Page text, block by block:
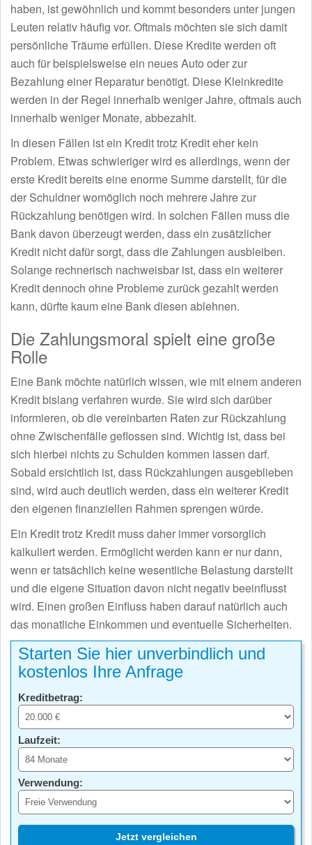
haben, ist gewöhnlich und kommt besonders unter jungen
Leuten relativ häufig vor. Oftmals möchten sie sich damit
persönliche Träume erfüllen. Diese Kredite werden oft
auch für beispielsweise ein neues Auto oder zur
Bezahlung einer Reparatur benötigt. Diese Kleinkredite
werden in der Regel innerhalb weniger Jahre, oftmals auch
innerhalb weniger Monate, abbezahlt.
In diesen Fällen ist ein Kredit trotz Kredit eher kein
Problem. Etwas schwieriger wird es allerdings, wenn der
erste Kredit bereits eine enorme Summe darstellt, für die
der Schuldner womöglich noch mehrere Jahre zur
Rückzahlung benötigen wird. In solchen Fällen muss die
Bank davon überzeugt werden, dass ein zusätzlicher
Kredit nicht dafür sorgt, dass die Zahlungen ausbleiben.
Solange rechnerisch nachweisbar ist, dass ein weiterer
Kredit dennoch ohne Probleme zurück gezahlt werden
kann, dürfte kaum eine Bank diesen ablehnen.
Die Zahlungsmoral spielt eine große
Rolle
Eine Bank möchte natürlich wissen, wie mit einem anderen
Kredit bislang verfahren wurde. Sie wird sich darüber
informieren, ob die vereinbarten Raten zur Rückzahlung
ohne Zwischenfälle geflossen sind. Wichtig ist, dass bei
sich hierbei nichts zu Schulden kommen lassen darf.
Sobald ersichtlich ist, dass Rückzahlungen ausgeblieben
sind, wird auch deutlich werden, dass ein weiterer Kredit
den eigenen finanziellen Rahmen sprengen würde.
Ein Kredit trotz Kredit muss daher immer vorsorglich
kalkuliert werden. Ermöglicht werden kann er nur dann,
wenn er tatsächlich keine wesentliche Belastung darstellt
und die eigene Situation davon nicht negativ beeinflusst
wird. Einen großen Einfluss haben darauf natürlich auch
das monatliche Einkommen und eventuelle Sicherheiten.
Starten Sie hier unverbindlich und
kostenlos Ihre Anfrage
Kreditbetrag:
Laufzeit:
Verwendung:
Jetzt vergleichen